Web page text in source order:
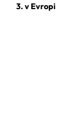
3. v Evropi